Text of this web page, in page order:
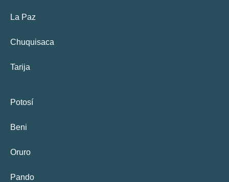
La Paz
Chuquisaca
Tarija
Potosí
Beni
Oruro
Pando